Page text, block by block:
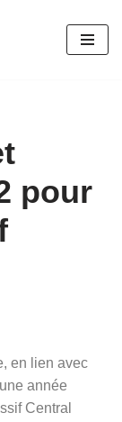
pour
en lien avec
année
Central